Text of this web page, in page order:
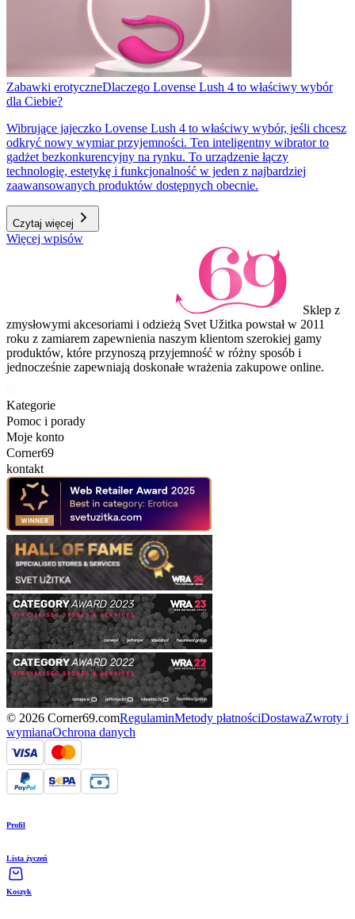
Zabawki erotyczneDlaczego Lovense Lush 4 to właściwy wybór
dla Ciebie?
Wibrujące jajeczko Lovense Lush 4 to właściwy wybór, jeśli chcesz
odkryć nowy wymiar przyjemności. Ten inteligentny wibrator to
gadżet bezkonkurencyjny na rynku. To urządzenie łączy
technologię, estetykę i funkcjonalność w jeden z najbardziej
zaawansowanych produktów dostępnych obecnie.
Czytaj więcej
Więcej wpisów
Sklep z
zmysłowymi akcesoriami i odzieżą Svet Užitka powstał w 2011
roku z zamiarem zapewnienia naszym klientom szerokiej gamy
produktów, które przynoszą przyjemność w różny sposób i
jednocześnie zapewniają doskonałe wrażenia zakupowe online.
Kategorie
Pomoc i porady
Moje konto
Corner69
kontakt
© 2026 Corner69.comRegulaminMetody płatnościDostawaZwroty i
wymianaOchrona danych
Profil
Lista życzeń
Koszyk